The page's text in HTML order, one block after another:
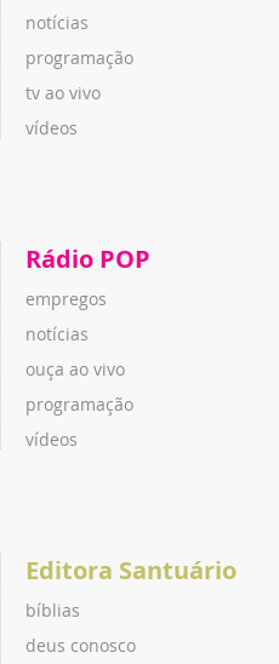
notícias
programação
tv ao vivo
vídeos
Rádio POP
empregos
notícias
ouça ao vivo
programação
vídeos
Editora Santuário
bíblias
deus conosco